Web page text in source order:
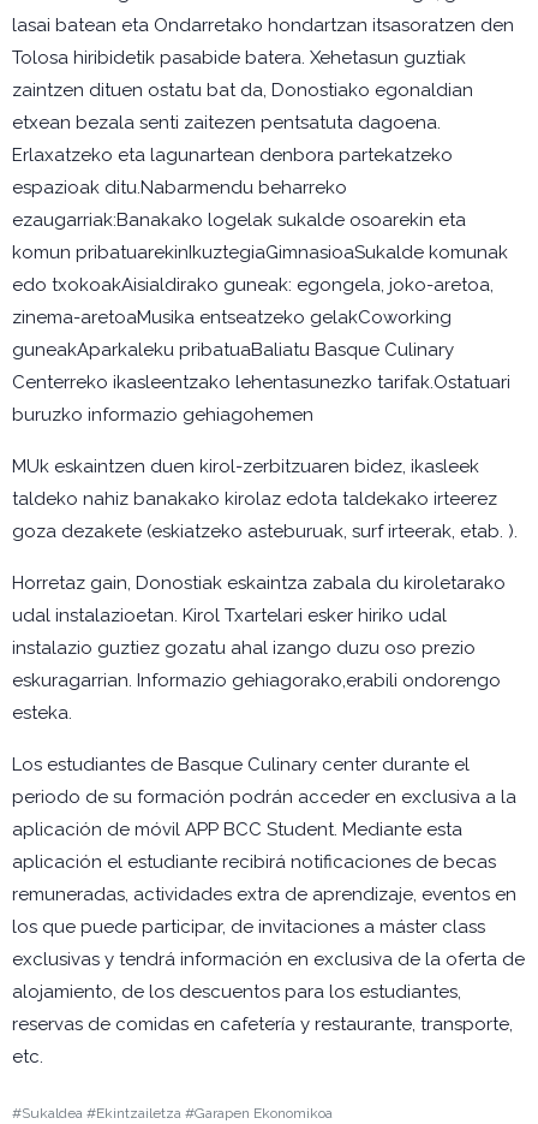
lasai batean eta Ondarretako hondartzan itsasoratzen den
Tolosa hiribidetik pasabide batera. Xehetasun guztiak
zaintzen dituen ostatu bat da, Donostiako egonaldian
etxean bezala senti zaitezen pentsatuta dagoena.
Erlaxatzeko eta lagunartean denbora partekatzeko
espazioak ditu.Nabarmendu beharreko
ezaugarriak:Banakako logelak sukalde osoarekin eta
komun pribatuarekinIkuztegiaGimnasioaSukalde komunak
edo txokoakAisialdirako guneak: egongela, joko-aretoa,
zinema-aretoaMusika entseatzeko gelakCoworking
guneakAparkaleku pribatuaBaliatu Basque Culinary
Centerreko ikasleentzako lehentasunezko tarifak.Ostatuari
buruzko informazio gehiagohemen
MUk eskaintzen duen kirol-zerbitzuaren bidez, ikasleek
taldeko nahiz banakako kirolaz edota taldekako irteerez
goza dezakete (eskiatzeko asteburuak, surf irteerak, etab. ).
Horretaz gain, Donostiak eskaintza zabala du kiroletarako
udal instalazioetan. Kirol Txartelari esker hiriko udal
instalazio guztiez gozatu ahal izango duzu oso prezio
eskuragarrian. Informazio gehiagorako,erabili ondorengo
esteka.
Los estudiantes de Basque Culinary center durante el
periodo de su formación podrán acceder en exclusiva a la
aplicación de móvil APP BCC Student. Mediante esta
aplicación el estudiante recibirá notificaciones de becas
remuneradas, actividades extra de aprendizaje, eventos en
los que puede participar, de invitaciones a máster class
exclusivas y tendrá información en exclusiva de la oferta de
alojamiento, de los descuentos para los estudiantes,
reservas de comidas en cafetería y restaurante, transporte,
etc.
#Sukaldea #Ekintzailetza #Garapen Ekonomikoa